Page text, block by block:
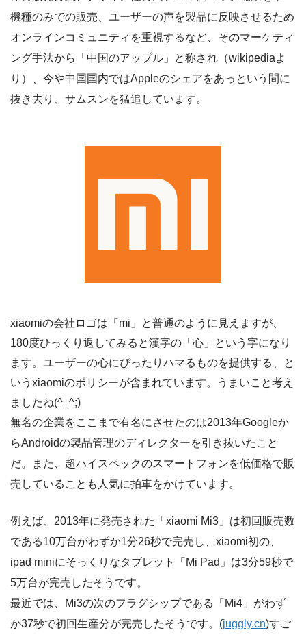
機種のみでの販売、ユーザーの声を製品に反映させるため
オンラインコミュニティを重視するなど、そのマーケティ
ング手法から「中国のアップル」と称され（wikipediaよ
り）、今や中国国内ではAppleのシェアをあっという間に
抜き去り、サムスンを猛追しています。
xiaomiの会社ロゴは「mi」と普通のように見えますが、
180度ひっくり返してみると漢字の「心」という字になり
ます。ユーザーの心にぴったりハマるものを提供する、と
いうxiaomiのポリシーが含まれています。うまいこと考え
ましたね(^_^;)
無名の企業をここまで有名にさせたのは2013年Googleか
らAndroidの製品管理のディレクターを引き抜いたこと
だ。また、超ハイスペックのスマートフォンを低価格で販
売していることも人気に拍車をかけています。
例えば、2013年に発売された「xiaomi Mi3」は初回販売数
である10万台がわずか1分26秒で完売し、xiaomi初の、
ipad miniにそっくりなタブレット「Mi Pad」は3分59秒で
5万台が完売したそうです。
最近では、Mi3の次のフラグシップである「Mi4」がわず
か37秒で初回生産分が完売したそうです。(juggly.cn)すご